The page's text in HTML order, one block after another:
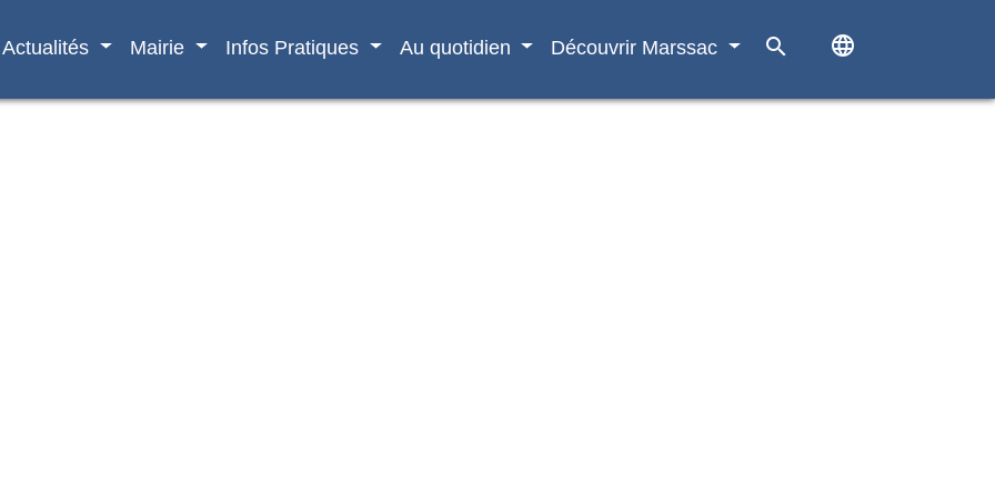
Actualités Mairie Infos Pratiques Au quotidien Découvrir Marssac search language